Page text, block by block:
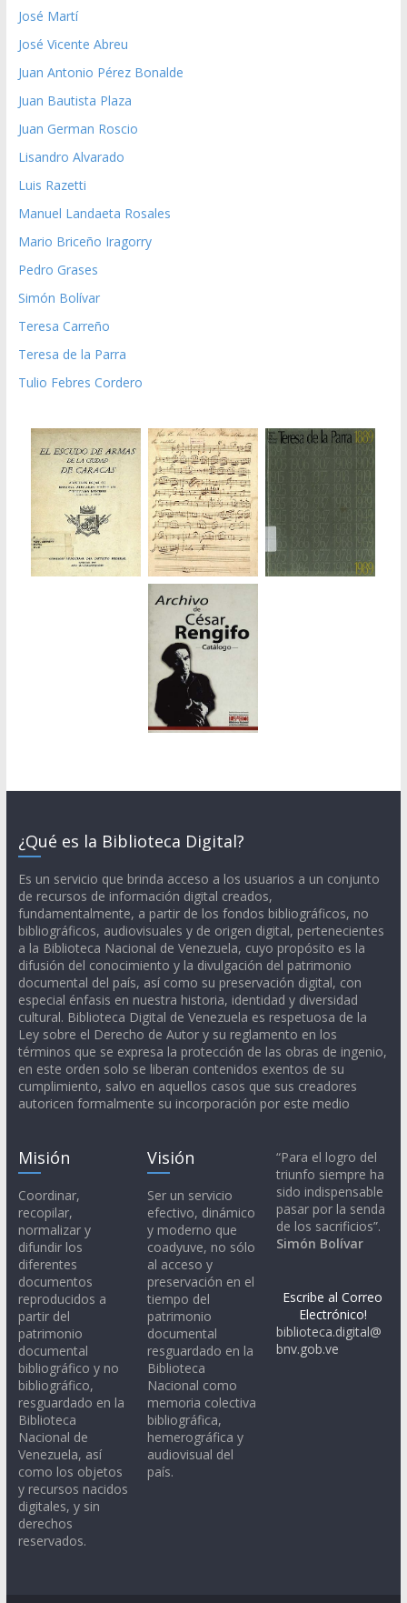
José Martí
José Vicente Abreu
Juan Antonio Pérez Bonalde
Juan Bautista Plaza
Juan German Roscio
Lisandro Alvarado
Luis Razetti
Manuel Landaeta Rosales
Mario Briceño Iragorry
Pedro Grases
Simón Bolívar
Teresa Carreño
Teresa de la Parra
Tulio Febres Cordero
¿Qué es la Biblioteca Digital?
Es un servicio que brinda acceso a los usuarios a un conjunto
de recursos de información digital creados,
fundamentalmente, a partir de los fondos bibliográficos, no
bibliográficos, audiovisuales y de origen digital, pertenecientes
a la Biblioteca Nacional de Venezuela, cuyo propósito es la
difusión del conocimiento y la divulgación del patrimonio
documental del país, así como su preservación digital, con
especial énfasis en nuestra historia, identidad y diversidad
cultural. Biblioteca Digital de Venezuela es respetuosa de la
Ley sobre el Derecho de Autor y su reglamento en los
términos que se expresa la protección de las obras de ingenio,
en este orden solo se liberan contenidos exentos de su
cumplimiento, salvo en aquellos casos que sus creadores
autoricen formalmente su incorporación por este medio
Misión
Coordinar,
recopilar,
normalizar y
difundir los
diferentes
documentos
reproducidos a
partir del
patrimonio
documental
bibliográfico y no
bibliográfico,
resguardado en la
Biblioteca
Nacional de
Venezuela, así
como los objetos
y recursos nacidos
digitales, y sin
derechos
reservados.
Visión
Ser un servicio
efectivo, dinámico
y moderno que
coadyuve, no sólo
al acceso y
preservación en el
tiempo del
patrimonio
documental
resguardado en la
Biblioteca
Nacional como
memoria colectiva
bibliográfica,
hemerográfica y
audiovisual del
país.
“Para el logro del
triunfo siempre ha
sido indispensable
pasar por la senda
de los sacrificios”.
Simón Bolívar
Escribe al Correo
Electrónico!
biblioteca.digital@
bnv.gob.ve